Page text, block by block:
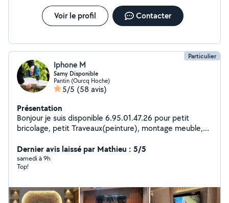
Voir le profil Contacter
Particulier
Iphone M
Samy Disponible
Pantin (Ourcq Hoche)
5/5 (58 avis)
Présentation
Bonjour je suis disponible 6.95.01.47.26 pour petit
bricolage, petit Traveaux(peinture), montage meuble,
Dernier avis laissé par Mathieu : 5/5
samedi à 9h
Top!